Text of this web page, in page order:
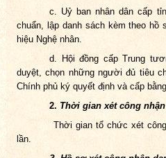
c. Uỷ ban nhân dân cấp
chuẩn, lập danh sách kèm theo hồ
hiệu Nghệ nhân.
d. Hội đồng cấp Trung
duyệt, chọn những người đủ tiêu
Chính phủ ký quyết định và cấp
2. Thời gian xét công nhận
Thời gian tổ chức xét công
lần.